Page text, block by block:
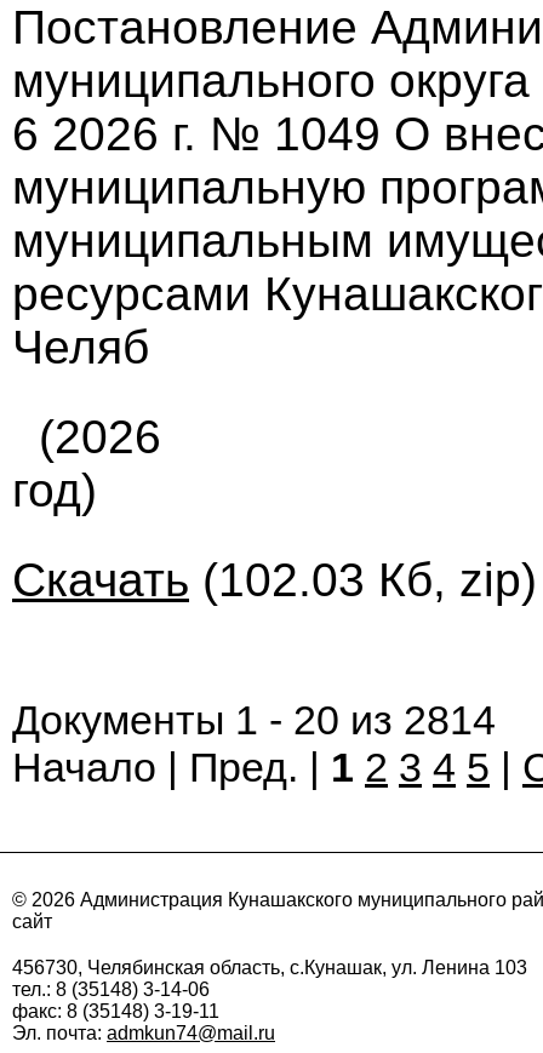
Постановление
муниципального
6 2026 г. № 1049 О
муниципальную
муниципальным
ресурсами
Челяб
(2026
год)
Скачать (102.03 Кб,
Документы 1 - 20 из 2814
Начало | Пред. | 1 2 3 4 5 |
© 2026 Администрация Кунашакского муниципального
сайт
456730, Челябинская область, с.Кунашак, ул. Ленина 103
тел.: 8 (35148) 3-14-06
факс: 8 (35148) 3-19-11
Эл. почта: admkun74@mail.ru